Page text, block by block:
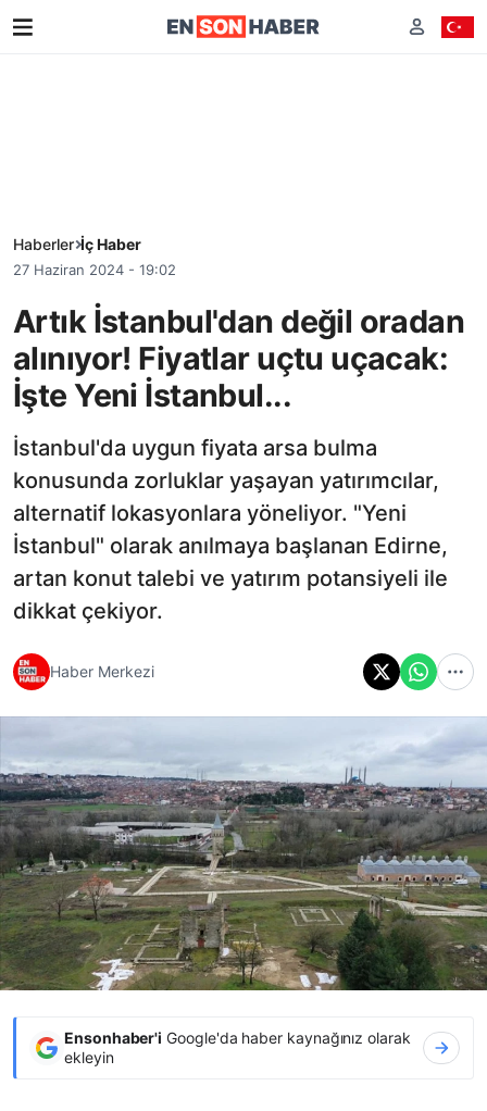
Haberler İç Haber
27 Haziran 2024 - 19:02
Artık İstanbul'dan değil oradan
alınıyor! Fiyatlar uçtu uçacak:
İşte Yeni İstanbul...
İstanbul'da uygun fiyata arsa bulma
konusunda zorluklar yaşayan yatırımcılar,
alternatif lokasyonlara yöneliyor. "Yeni
İstanbul" olarak anılmaya başlanan Edirne,
artan konut talebi ve yatırım potansiyeli ile
dikkat çekiyor.
Haber Merkezi
Ensonhaber'i Google'da haber kaynağınız olarak
ekleyin